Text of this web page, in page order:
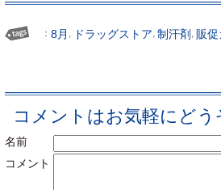
： 8月 , ドラッグストア, 制汗剤 , 販
コメントはお気軽にどう
名前
コメント